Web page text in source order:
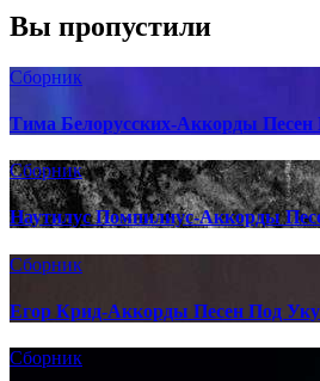
Вы пропустили
Сборник
Тима Белорусских-Аккорды Песен
Сборник
Наутилус Помпилиус-Аккорды
Сборник
Егор Крид-Аккорды Песен Под
Сборник